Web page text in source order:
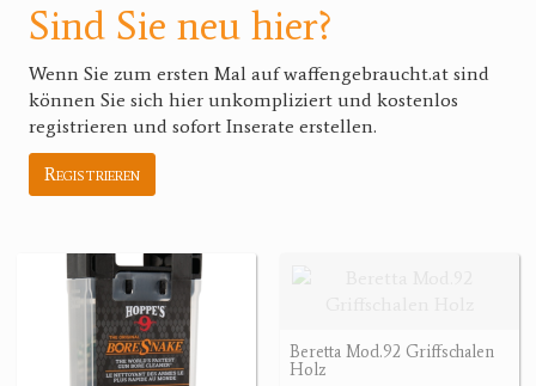
Sind Sie neu hier?
Wenn Sie zum ersten Mal auf waffengebraucht.at sind
können Sie sich hier unkompliziert und kostenlos
registrieren und sofort Inserate erstellen.
Registrieren
Beretta Mod.92 Griffschalen
Holz